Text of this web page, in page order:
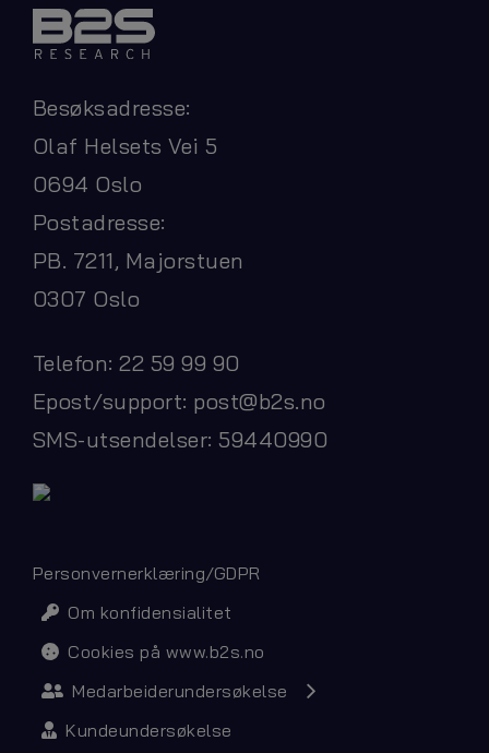
Besøksadresse:
Olaf Helsets Vei 5
0694 Oslo
Postadresse:
PB. 7211, Majorstuen
0307 Oslo
Telefon: 22 59 99 90
Epost/support: post@b2s.no
SMS-utsendelser: 59440990
Personvernerklæring/GDPR
Om konfidensialitet
Cookies på www.b2s.no
Medarbeiderundersøkelse
Kundeundersøkelse